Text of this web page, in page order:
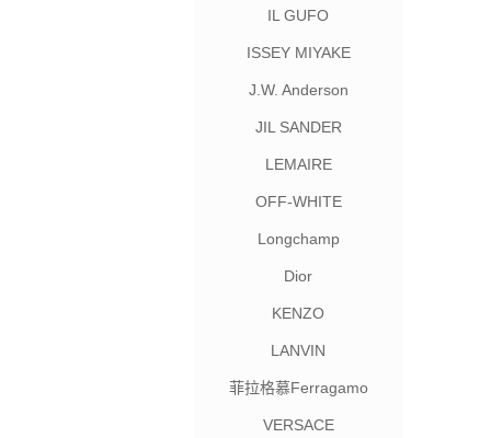
IL GUFO
ISSEY MIYAKE
J.W. Anderson
JIL SANDER
LEMAIRE
OFF-WHITE
Longchamp
Dior
KENZO
LANVIN
菲拉格慕Ferragamo
VERSACE